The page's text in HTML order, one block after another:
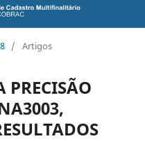
/ Artigos
PRECISÃO